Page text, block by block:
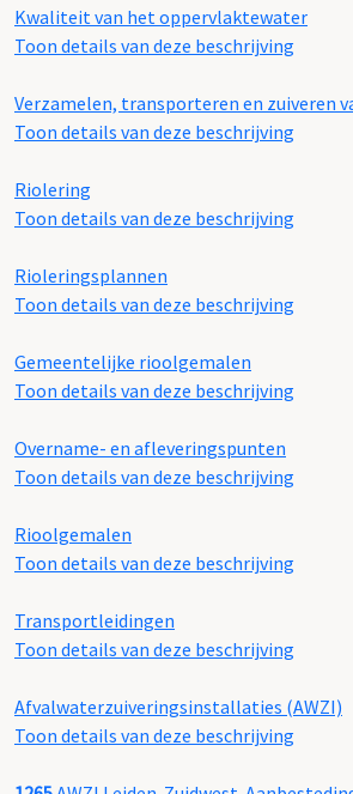
Kwaliteit van het oppervlaktewater
Toon details van deze beschrijving
Verzamelen, transporteren en zuiveren
Toon details van deze beschrijving
Riolering
Toon details van deze beschrijving
Rioleringsplannen
Toon details van deze beschrijving
Gemeentelijke rioolgemalen
Toon details van deze beschrijving
Overname- en afleveringspunten
Toon details van deze beschrijving
Rioolgemalen
Toon details van deze beschrijving
Transportleidingen
Toon details van deze beschrijving
Afvalwaterzuiveringsinstallaties (AWZI)
Toon details van deze beschrijving